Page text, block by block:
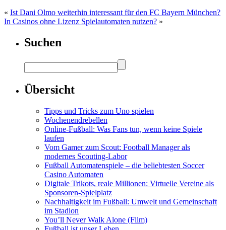
« Ist Dani Olmo weiterhin interessant für den FC Bayern München?
In Casinos ohne Lizenz Spielautomaten nutzen? »
Suchen
Übersicht
Tipps und Tricks zum Uno spielen
Wochenendrebellen
Online-Fußball: Was Fans tun, wenn keine Spiele
laufen
Vom Gamer zum Scout: Football Manager als
modernes Scouting-Labor
Fußball Automatenspiele – die beliebtesten Soccer
Casino Automaten
Digitale Trikots, reale Millionen: Virtuelle Vereine als
Sponsoren-Spielplatz
Nachhaltigkeit im Fußball: Umwelt und Gemeinschaft
im Stadion
You’ll Never Walk Alone (Film)